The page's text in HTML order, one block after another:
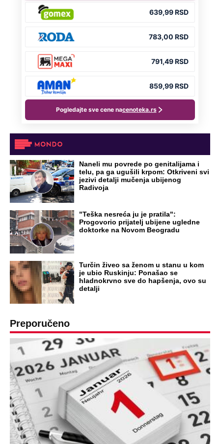
Naneli mu povrede po genitalijama i
telu, pa ga ugušili krpom: Otkriveni svi
jezivi detalji mučenja ubijenog
Radivoja
"Teška nesreća ju je pratila":
Progovorio prijatelj ubijene ugledne
doktorke na Novom Beogradu
Turčin živeo sa ženom u stanu u kom
je ubio Ruskinju: Ponašao se
hladnokrvno sve do hapšenja, ovo su
detalji
Preporučeno